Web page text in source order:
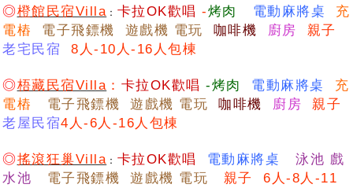
◎橙館民宿Villa ： 卡拉OK歡唱 -烤肉 電動麻將桌 充
電樁 電子飛鏢機 遊戲機 電玩 咖啡機 廚房 親子
老宅民宿
8人-10人-16人包棟
◎梧藏民宿Villa ： 卡拉OK歡唱-烤肉 電動麻將桌 充
電樁 電子飛鏢機 遊戲機 電玩 咖啡機 廚房 親子
老屋民宿4人-6人-16人包棟
◎搖滾狂巢Villa ： 卡拉OK歡唱 電動麻將桌
泳池 戲
水池
電子飛鏢機 遊戲機 電玩 親子 6人-8人-11